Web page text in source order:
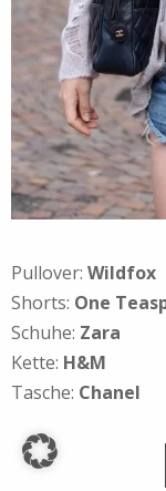
Pullover: Wildfox
Shorts: One
Schuhe: Zara
Kette: H&M
Tasche: Chanel